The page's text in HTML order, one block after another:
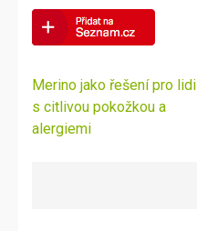
Navigace
pro
příspěvek
Merino jako řešení pro lidi
s citlivou pokožkou a
alergiemi